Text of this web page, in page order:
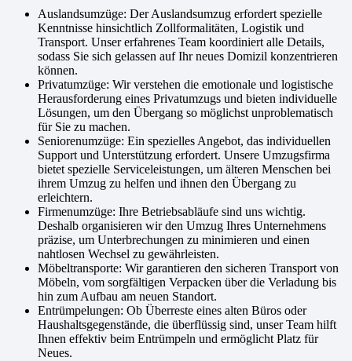
Auslandsumzüge: Der Auslandsumzug erfordert spezielle
Kenntnisse hinsichtlich Zollformalitäten, Logistik und
Transport. Unser erfahrenes Team koordiniert alle Details,
sodass Sie sich gelassen auf Ihr neues Domizil konzentrieren
können.
Privatumzüge: Wir verstehen die emotionale und logistische
Herausforderung eines Privatumzugs und bieten individuelle
Lösungen, um den Übergang so möglichst unproblematisch
für Sie zu machen.
Seniorenumzüge: Ein spezielles Angebot, das individuellen
Support und Unterstützung erfordert. Unsere Umzugsfirma
bietet spezielle Serviceleistungen, um älteren Menschen bei
ihrem Umzug zu helfen und ihnen den Übergang zu
erleichtern.
Firmenumzüge: Ihre Betriebsabläufe sind uns wichtig.
Deshalb organisieren wir den Umzug Ihres Unternehmens
präzise, um Unterbrechungen zu minimieren und einen
nahtlosen Wechsel zu gewährleisten.
Möbeltransporte: Wir garantieren den sicheren Transport von
Möbeln, vom sorgfältigen Verpacken über die Verladung bis
hin zum Aufbau am neuen Standort.
Entrümpelungen: Ob Überreste eines alten Büros oder
Haushaltsgegenstände, die überflüssig sind, unser Team hilft
Ihnen effektiv beim Entrümpeln und ermöglicht Platz für
Neues.